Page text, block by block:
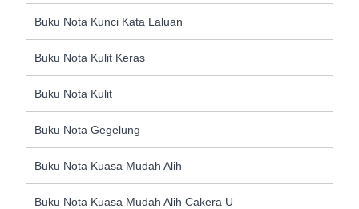
Buku Nota Kunci Kata Laluan
Buku Nota Kulit Keras
Buku Nota Kulit
Buku Nota Gegelung
Buku Nota Kuasa Mudah Alih
Buku Nota Kuasa Mudah Alih Cakera U